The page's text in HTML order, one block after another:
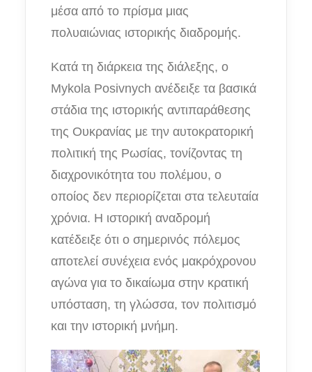
μέσα από το πρίσμα μιας
πολυαιώνιας ιστορικής διαδρομής.
Κατά τη διάρκεια της διάλεξης, ο
Mykola Posivnych ανέδειξε τα βασικά
στάδια της ιστορικής αντιπαράθεσης
της Ουκρανίας με την αυτοκρατορική
πολιτική της Ρωσίας, τονίζοντας τη
διαχρονικότητα του πολέμου, ο
οποίος δεν περιορίζεται στα τελευταία
χρόνια. Η ιστορική αναδρομή
κατέδειξε ότι ο σημερινός πόλεμος
αποτελεί συνέχεια ενός μακρόχρονου
αγώνα για το δικαίωμα στην κρατική
υπόσταση, τη γλώσσα, τον πολιτισμό
και την ιστορική μνήμη.